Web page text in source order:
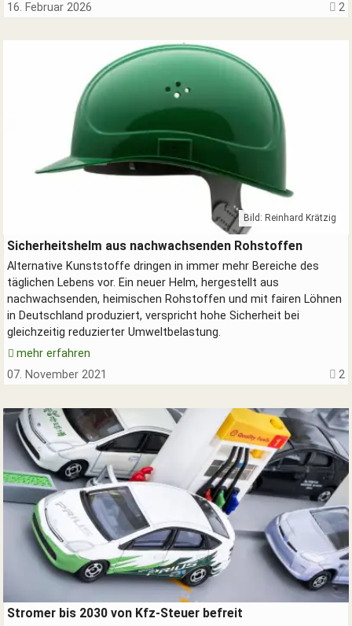
16. Februar 2026
2
Grüner Sicherheitshelm ohne Erdöl
Bild: Reinhard Krätzig
Sicherheitshelm aus nachwachsenden Rohstoffen
Alternative Kunststoffe dringen in immer mehr Bereiche des
täglichen Lebens vor. Ein neuer Helm, hergestellt aus
nachwachsenden, heimischen Rohstoffen und mit fairen Löhnen
in Deutschland produziert, verspricht hohe Sicherheit bei
gleichzeitig reduzierter Umweltbelastung.
mehr erfahren
07. November 2021
2
Elektroautos an der Stromtankstelle
Stromer bis 2030 von Kfz-Steuer befreit